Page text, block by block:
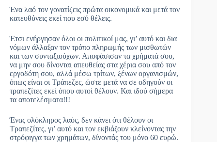
Ένα λαό τον γονατίζεις πρώτα οικονομικά και μετά τον
κατευθύνεις εκεί που εσύ θέλεις.
Έτσι ενήργησαν όλοι οι πολιτικοί μας, γι’ αυτό και δια
νόμων άλλαξαν τον τρόπο πληρωμής των μισθωτών
και των συνταξιούχων. Αποφάσισαν τα χρήματά σου,
να μην σου δίνονται απευθείας στα χέρια σου από τον
εργοδότη σου, αλλά μέσω τρίτων, ξένων οργανισμών,
όπως είναι οι Τράπεζες, ώστε μετά να σε οδηγούν οι
τραπεζίτες εκεί όπου αυτοί θέλουν. Και ιδού σήμερα
τα αποτελέσματα!!!
Ένας ολόκληρος λαός, δεν κάνει ότι θέλουν οι
Τραπεζίτες, γι’ αυτό και τον εκβιάζουν κλείνοντας την
στρόφιγγα των χρημάτων, δίνοντάς του μόνο 60 ευρώ.